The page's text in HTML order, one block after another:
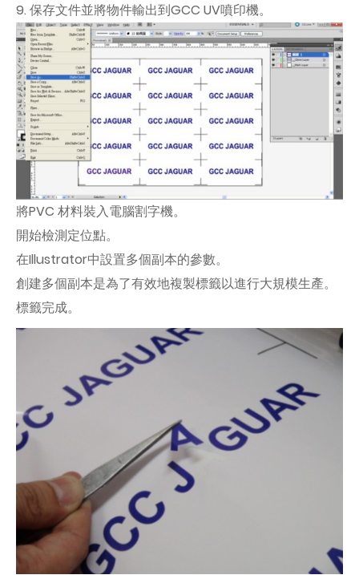
9. 保存文件並將物件輸出到GCC UV噴印機。
將PVC 材料裝入電腦割字機。
開始檢測定位點。
在Illustrator中設置多個副本的參數。
創建多個副本是為了有效地複製標籤以進行大規模生產。
標籤完成。